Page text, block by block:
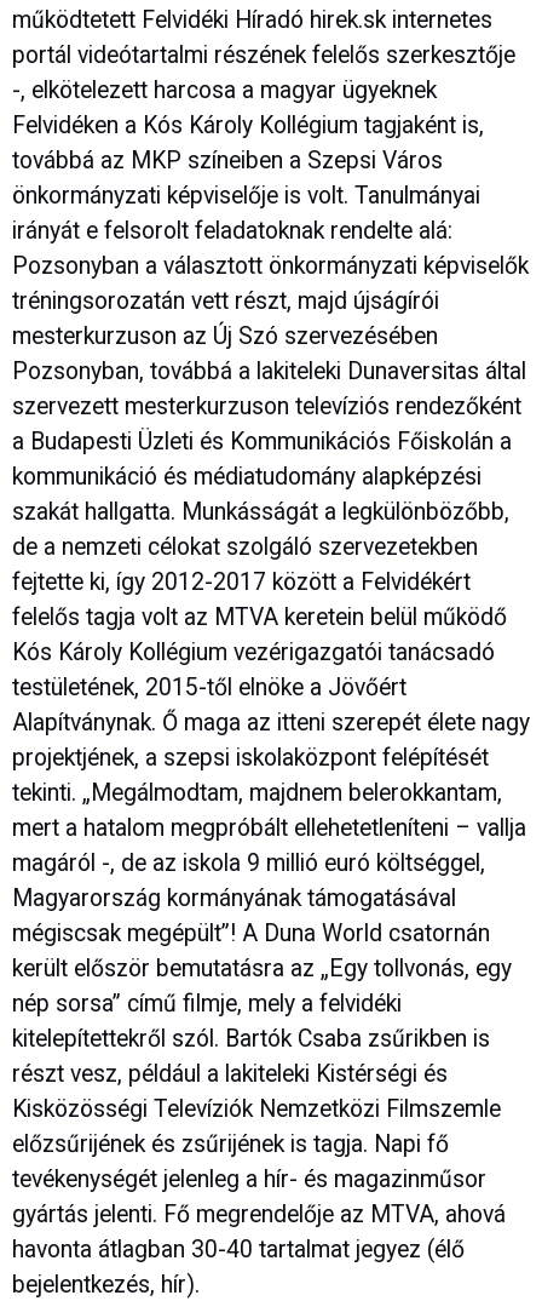
működtetett Felvidéki Híradó hirek.sk internetes
portál videótartalmi részének felelős szerkesztője
-, elkötelezett harcosa a magyar ügyeknek
Felvidéken a Kós Károly Kollégium tagjaként is,
továbbá az MKP színeiben a Szepsi Város
önkormányzati képviselője is volt. Tanulmányai
irányát e felsorolt feladatoknak rendelte alá:
Pozsonyban a választott önkormányzati képviselők
tréningsorozatán vett részt, majd újságírói
mesterkurzuson az Új Szó szervezésében
Pozsonyban, továbbá a lakiteleki Dunaversitas által
szervezett mesterkurzuson televíziós rendezőként
a Budapesti Üzleti és Kommunikációs Főiskolán a
kommunikáció és médiatudomány alapképzési
szakát hallgatta. Munkásságát a legkülönbözőbb,
de a nemzeti célokat szolgáló szervezetekben
fejtette ki, így 2012-2017 között a Felvidékért
felelős tagja volt az MTVA keretein belül működő
Kós Károly Kollégium vezérigazgatói tanácsadó
testületének, 2015-től elnöke a Jövőért
Alapítványnak. Ő maga az itteni szerepét élete nagy
projektjének, a szepsi iskolaközpont felépítését
tekinti. „Megálmodtam, majdnem belerokkantam,
mert a hatalom megpróbált ellehetetleníteni – vallja
magáról -, de az iskola 9 millió euró költséggel,
Magyarország kormányának támogatásával
mégiscsak megépült”! A Duna World csatornán
került először bemutatásra az „Egy tollvonás, egy
nép sorsa” című filmje, mely a felvidéki
kitelepítettekről szól. Bartók Csaba zsűrikben is
részt vesz, például a lakiteleki Kistérségi és
Kisközösségi Televíziók Nemzetközi Filmszemle
előzsűrijének és zsűrijének is tagja. Napi fő
tevékenységét jelenleg a hír- és magazinműsor
gyártás jelenti. Fő megrendelője az MTVA, ahová
havonta átlagban 30-40 tartalmat jegyez (élő
bejelentkezés, hír).